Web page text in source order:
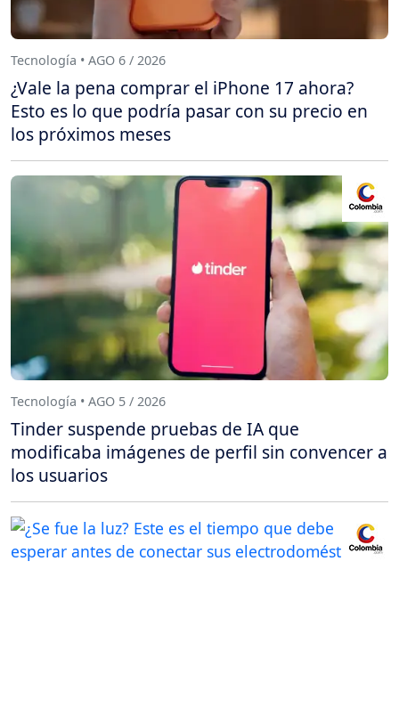
Tecnología • AGO 6 / 2026
¿Vale la pena comprar el iPhone 17 ahora?
Esto es lo que podría pasar con su precio en
los próximos meses
Tecnología • AGO 5 / 2026
Tinder suspende pruebas de IA que
modificaba imágenes de perfil sin convencer a
los usuarios